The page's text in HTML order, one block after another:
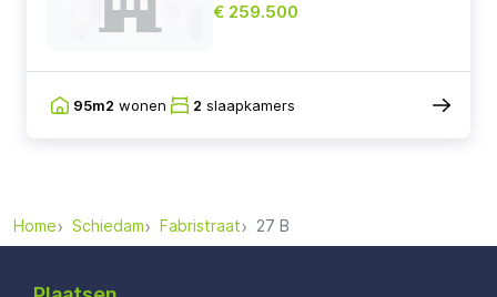
€ 259.500
95m2 wonen 2 slaapkamers
Home Schiedam Fabristraat 27 B